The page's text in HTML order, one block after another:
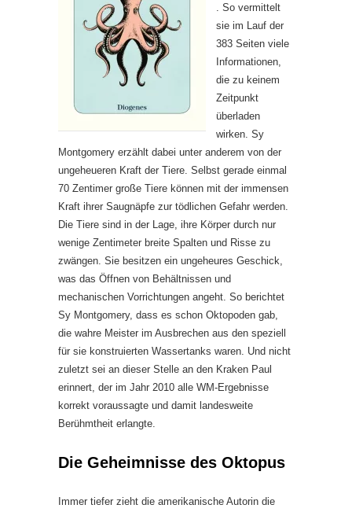
. So vermittelt
sie im Lauf der
383 Seiten viele
Informationen,
die zu keinem
Zeitpunkt
überladen
wirken. Sy
Montgomery erzählt dabei unter anderem von der
ungeheueren Kraft der Tiere. Selbst gerade einmal
70 Zentimer große Tiere können mit der immensen
Kraft ihrer Saugnäpfe zur tödlichen Gefahr werden.
Die Tiere sind in der Lage, ihre Körper durch nur
wenige Zentimeter breite Spalten und Risse zu
zwängen. Sie besitzen ein ungeheures Geschick,
was das Öffnen von Behältnissen und
mechanischen Vorrichtungen angeht. So berichtet
Sy Montgomery, dass es schon Oktopoden gab,
die wahre Meister im Ausbrechen aus den speziell
für sie konstruierten Wassertanks waren. Und nicht
zuletzt sei an dieser Stelle an den Kraken Paul
erinnert, der im Jahr 2010 alle WM-Ergebnisse
korrekt voraussagte und damit landesweite
Berühmtheit erlangte.
Die Geheimnisse des Oktopus
Immer tiefer zieht die amerikanische Autorin die